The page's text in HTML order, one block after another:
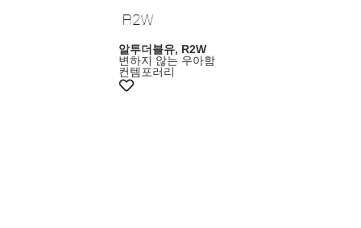
알투더블유, R2W
변하지 않는 우아함
컨템포러리